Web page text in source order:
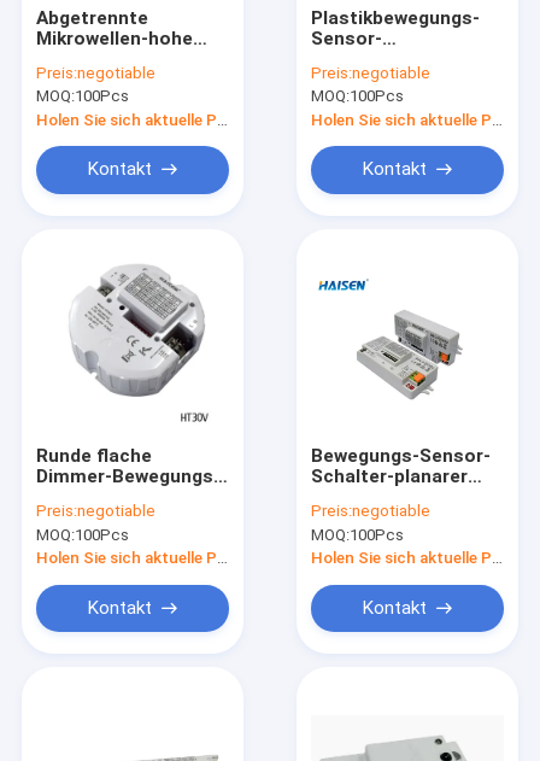
Abgetrennte
Mikrowellen-hohe
Sensor-
Fernsteuerungseinstellung
Preis:negotiable
MOQ:100Pcs
Kontakt
Plastikbewegungs-
Sensor-
der abdeckungs-5.8G
Dimmable
Preis:negotiable
MOQ:100Pcs
Kontakt
Runde flache
Dimmer-Bewegungs-
Antennen-34W
brachte Entwurf an
Preis:negotiable
MOQ:100Pcs
Holen Sie sich aktuelle Preis
Kontakt
Bewegungs-Sensor-
Schalter-planarer
Mikrowellen-28W
Dimmable
Preis:negotiable
MOQ:100Pcs
Holen Sie sich aktuelle Preis
Kontakt